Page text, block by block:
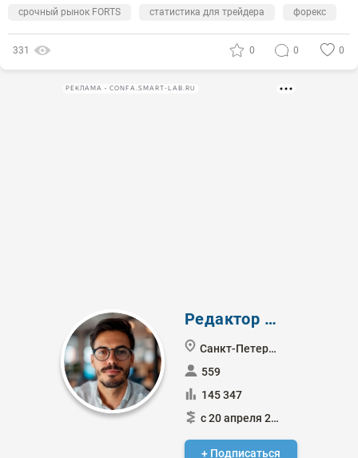
срочный рынок FORTS статистика для трейдера форекс
331 0 0 0
РЕКЛАМА • CONFA.SMART-LAB.RU
Редактор Боб
Санкт-Петербург
559
145 347
с 20 апреля 2016
+ Подписаться